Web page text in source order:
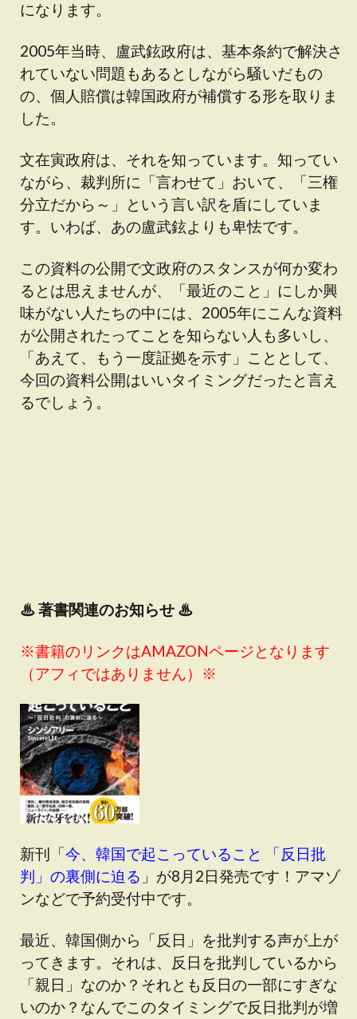
になります。
2005年当時、盧武鉉政府は、基本条約で解決さ
れていない問題もあるとしながら騒いだもの
の、個人賠償は韓国政府が補償する形を取りま
した。
文在寅政府は、それを知っています。知ってい
ながら、裁判所に「言わせて」おいて、「三権
分立だから～」という言い訳を盾にしていま
す。いわば、あの盧武鉉よりも卑怯です。
この資料の公開で文政府のスタンスが何か変わ
るとは思えませんが、「最近のこと」にしか興
味がない人たちの中には、2005年にこんな資料
が公開されたってことを知らない人も多いし、
「あえて、もう一度証拠を示す」こととして、
今回の資料公開はいいタイミングだったと言え
るでしょう。
♨著書関連のお知らせ ♨
※書籍のリンクはAMAZONページとなります
（アフィではありません）※
新刊「今、韓国で起こっていること 「反日批
判」の裏側に迫る 」が8月2日発売です！アマゾ
ンなどで予約受付中です。
最近、韓国側から「反日」を批判する声が上が
ってきます。それは、反日を批判しているから
「親日」なのか？それとも反日の一部にすぎな
いのか？なんでこのタイミングで反日批判が増